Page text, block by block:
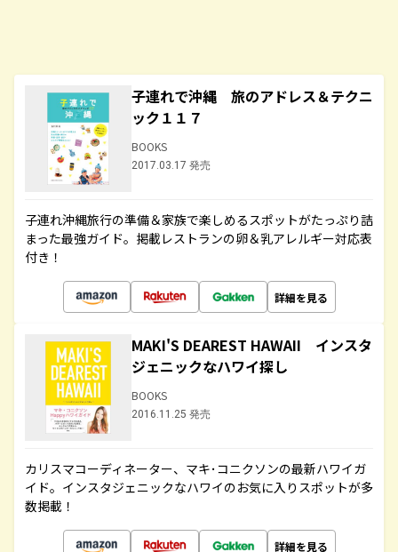
子連れで沖縄 旅のアドレス＆テクニ
ック１１７
BOOKS
2017.03.17 発売
子連れ沖縄旅行の準備＆家族で楽しめるスポットがたっぷり詰
まった最強ガイド。掲載レストランの卵＆乳アレルギー対応表
付き！
詳細を見る
MAKI'S DEAREST HAWAII インスタ
ジェニックなハワイ探し
BOOKS
2016.11.25 発売
カリスマコーディネーター、マキ･コニクソンの最新ハワイガ
イド。インスタジェニックなハワイのお気に入りスポットが多
数掲載！
詳細を見る